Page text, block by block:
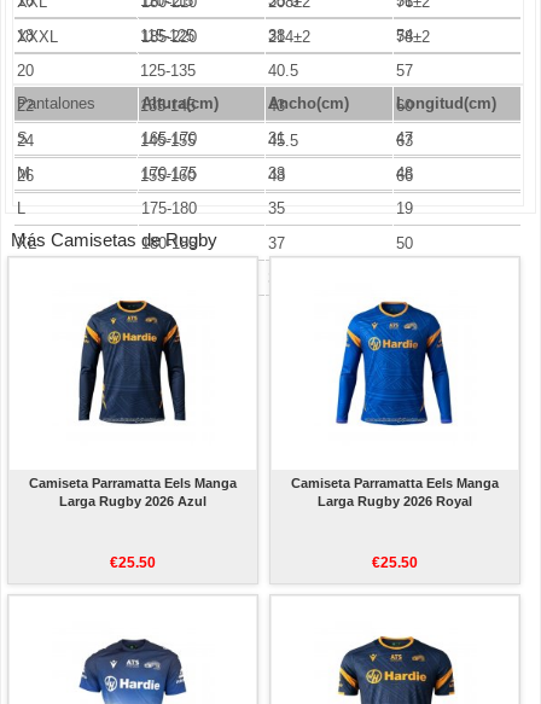
XXXL
185-220 214±2 78±2
18
115-125 38
54
20
125-135 40.5
57
22
135-145 43
60
24
145-155 45.5
63
26
155-160 48 66
Pantalones Altura(cm) Ancho(cm)
Longitud(cm)
S
165-170 31
47
M
170-175 33
48
L
175-180 35
19
XL
180-185 37
50
Más Camisetas de Rugby
Camiseta Parramatta Eels Manga
Larga Rugby 2026 Azul
€25.50
Camiseta Parramatta Eels Manga
Larga Rugby 2026 Royal
€25.50